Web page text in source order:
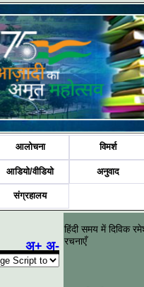
आलोचना विमर्श
आडियो/वीडियो अनुवाद
संग्रहालय
अ+ अ-
हिंदी समय में दिविक
रचनाएँ